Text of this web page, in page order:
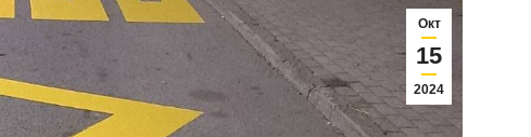
Окт
15
2024